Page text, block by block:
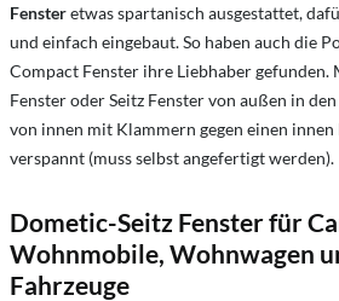
Fensteretwas spartanisch ausgestattet,
und einfach eingebaut. So haben auch die
Compact Fenster ihre Liebhaber
Fenster oder Seitz Fenster von außen in
von innen mit Klammern gegen einen
verspannt (muss selbst angefertigt werden).
Dometic-Seitz Fenster für
Wohnmobile, Wohnwagen
Fahrzeuge